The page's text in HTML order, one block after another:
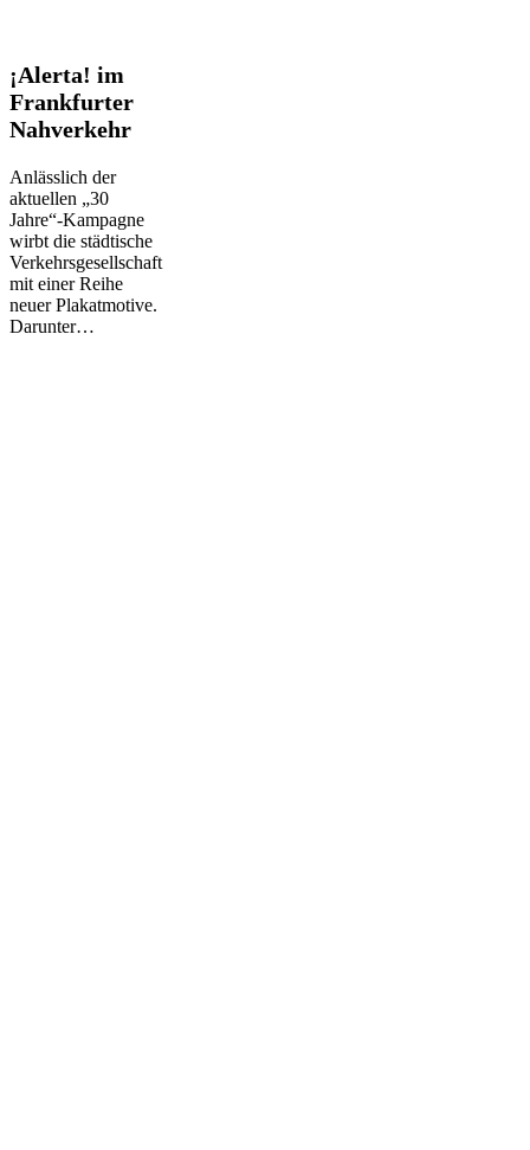
¡Alerta!
im
Frankfurter
Nahverkehr
¡Alerta! im
Frankfurter
Nahverkehr
Anlässlich der
aktuellen „30
Jahre“-Kampagne
wirbt die städtische
Verkehrsgesellschaft
mit einer Reihe
neuer Plakatmotive.
Darunter…